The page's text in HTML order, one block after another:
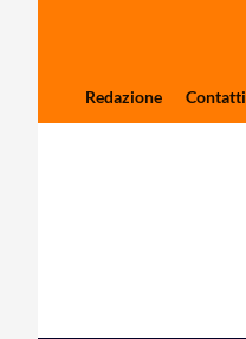
Redazione Contatti